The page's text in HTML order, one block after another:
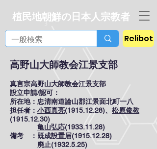
植民地朝鮮の日本人宗教者
Relibot
高野山大師教会江景支部
真言宗高野山大師教会江景支部
設立申請/認可：
所在地：忠清南道論山郡江景面北町一八
担任者： 小西真亮(1915.12.28)、 松原俊教
(1915.12.30)
亀山弘応(1933.11.28)
備考 ：既成設置届(1915.12.28)
廃止(1932.5.25)